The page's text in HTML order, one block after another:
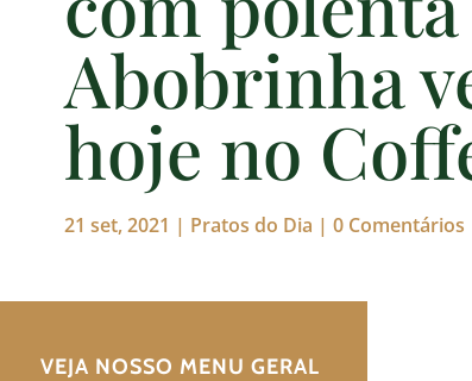
Abobrinha
hoje no
21 set, 2021 | Pratos do Dia | 0 Comentários
VEJA NOSSO MENU GERAL